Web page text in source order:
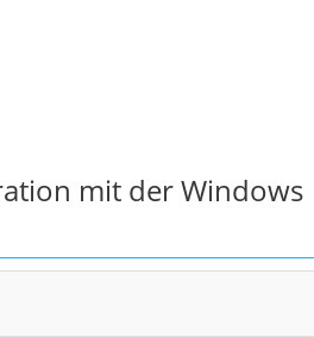
mit der Windows